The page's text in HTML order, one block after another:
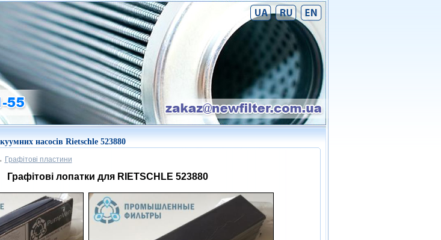
насосів Rietschle 523880
Графітові пластини
Графітові лопатки для RIETSCHLE 523880